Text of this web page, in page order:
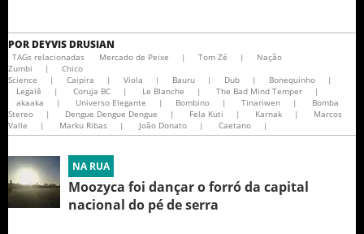
POR DEYVIS DRUSIAN
TAGs relacionadas Mercado de Peixe | Tom Zé |
Nação
Zumbi
|
Chico
Science
| Caipira | Viola | Bauru | Dub | Bonequinho
|
Legalê
| Coruja BC | Le Blanche | The Bad Mind Temper
|
akaaka
| Universo Elegante | Bombino | Tinariwen |
Bomba
Stereo
| Dengue Dengue Dengue | Fela Kuti | Karnak |
Marcos
Valle
| Marku Ribas | João Donato | Caetano |
NA RUA
Moozyca foi dançar o forró da capital
nacional do pé de serra